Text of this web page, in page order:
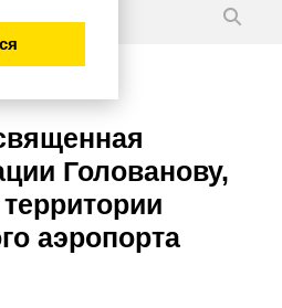
Голованову,
аэропорта